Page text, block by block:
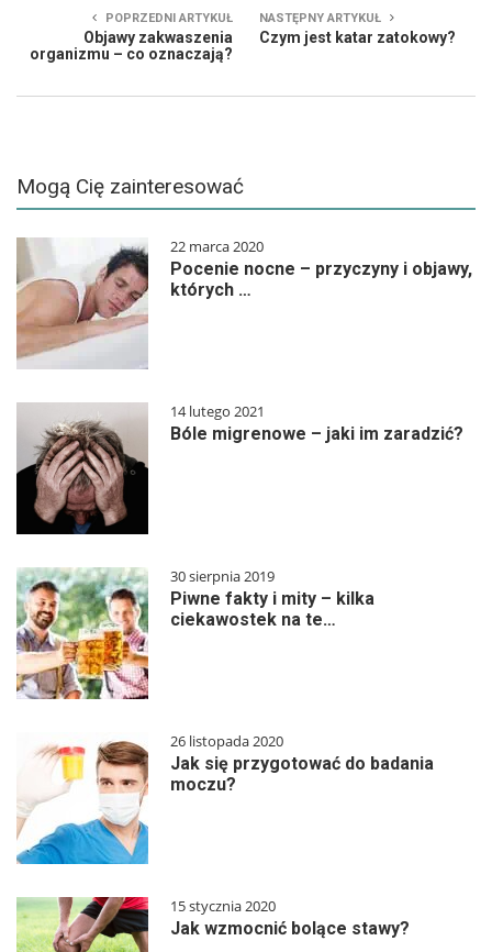
POPRZEDNI ARTYKUŁ
Objawy zakwaszenia
organizmu – co oznaczają?
NASTĘPNY ARTYKUŁ
Czym jest katar zatokowy?
Mogą Cię zainteresować
22 marca 2020
Pocenie nocne – przyczyny i objawy,
których …
14 lutego 2021
Bóle migrenowe – jaki im zaradzić?
30 sierpnia 2019
Piwne fakty i mity – kilka
ciekawostek na te…
26 listopada 2020
Jak się przygotować do badania
moczu?
15 stycznia 2020
Jak wzmocnić bolące stawy?